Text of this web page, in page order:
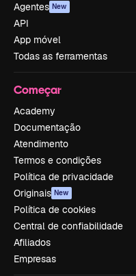
Agentes New
API
App móvel
Todas as ferramentas
Começar
Academy
Documentação
Atendimento
Termos e condições
Política de privacidade
Originais New
Política de cookies
Central de confiabilidade
Afiliados
Empresas